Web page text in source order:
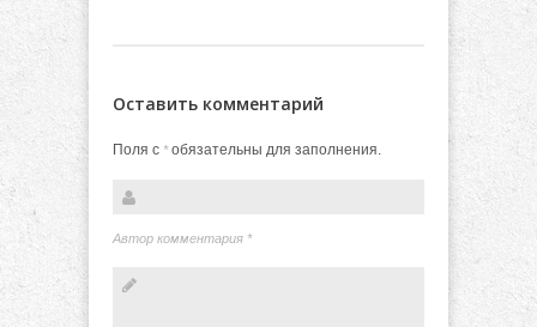
Оставить комментарий
Поля с *обязательны для заполнения.
Автор комментария *